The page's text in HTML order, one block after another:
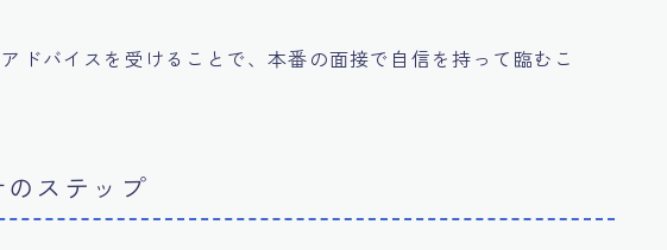
ドバイスを受けることで、本番の面接で自信を持って臨むこ
ステップ